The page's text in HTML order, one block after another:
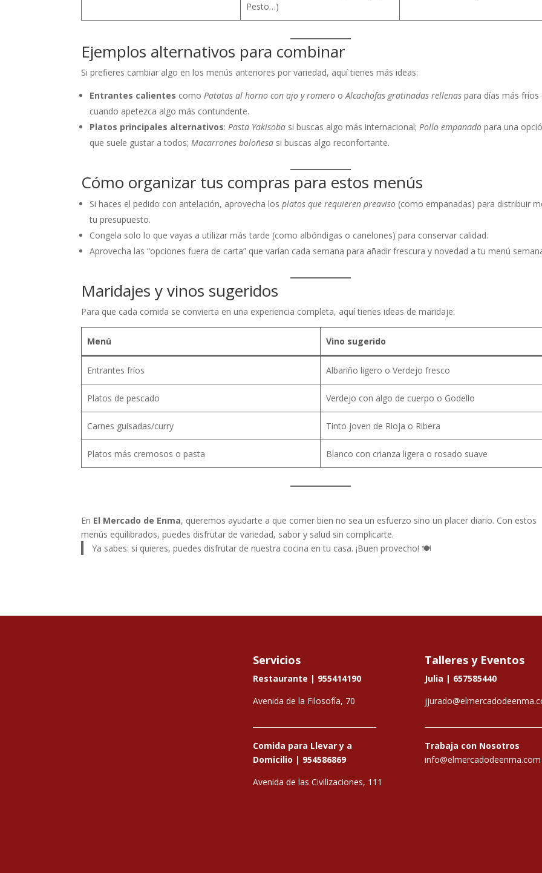
Pesto…)
Ejemplos alternativos para combinar
Si prefieres cambiar algo en los menús anteriores por variedad, aquí tienes más ideas:
Entrantes calientes comoPatatas al horno con ajo y romero oAlcachofas gratinadas rellenas para días más fríos
cuando apetezca algo más contundente.
Platos principales alternativos:Pasta Yakisoba si buscas algo más internacional;Pollo empanado para una
que suele gustar a todos;Macarrones boloñesa si buscas algo reconfortante.
Cómo organizar tus compras para estos menús
Si haces el pedido con antelación, aprovecha losplatos que requieren preaviso (como empanadas) para distribuir
tu presupuesto.
Congela solo lo que vayas a utilizar más tarde (como albóndigas o canelones) para conservar calidad.
Aprovecha las “opciones fuera de carta” que varían cada semana para añadir frescura y novedad a tu menú
Maridajes y vinos sugeridos
Para que cada comida se convierta en una experiencia completa, aquí tienes ideas de maridaje:
Menú Vino sugerido
Entrantes fríos Albariño ligero o Verdejo fresco
Platos de pescado Verdejo con algo de cuerpo o Godello
Carnes guisadas/curry Tinto joven de Rioja o Ribera
Platos más cremosos o pasta Blanco con crianza ligera o rosado suave
En El Mercado de Enma, queremos ayudarte a que comer bien no sea un esfuerzo sino un placer diario. Con estos
menús equilibrados, puedes disfrutar de variedad, sabor y salud sin complicarte.
Ya sabes: si quieres, puedes disfrutar de nuestra cocina en tu casa. ¡Buen provecho! 🍽️
Servicios
Restaurante | 955414190
Avenida de la Filosofía, 70
Comida para Llevar y a
Domicilio | 954586869
Avenida de las Civilizaciones, 111
Talleres y Eventos
Julia | 657585440
Trabaja con Nosotros
info@elmercadodeenma.com